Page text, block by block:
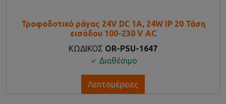
Τροφοδοτικό ράγας 24V DC 1A, 24W IP 20 Τάση
εισόδου 100-230 V AC
ΚΩΔΙΚΟΣ OR-PSU-1647
Διαθέσιμο
Λεπτομέρειες